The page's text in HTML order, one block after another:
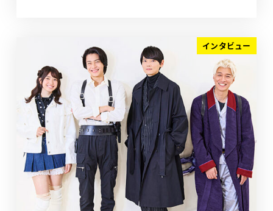
インタビュー